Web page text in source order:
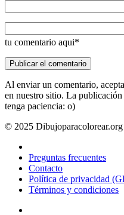
tu comentario aqui*
Al enviar un comentario,
en nuestro sitio. La
tenga paciencia: o)
© 2025
Preguntas frecuentes
Contacto
Política de privacidad
Términos y condiciones